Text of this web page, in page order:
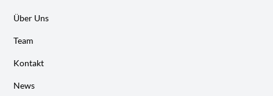
Über Uns
Team
Kontakt
News